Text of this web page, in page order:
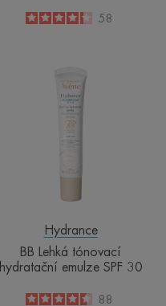
4.2
/
5
58
Lehká
tónovací
hydratační
emulze
30
Hydrance
BB Lehká tónovací
hydratační emulze SPF 30
4.5
/
5
88